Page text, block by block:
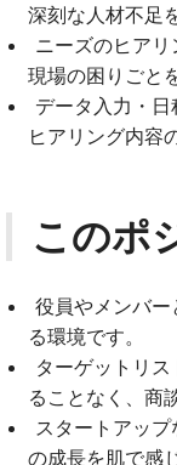
深刻な人材不足
ニーズのヒア
現場の困りごと
データ入力・
ヒアリング内容
このポ
役員やメンバ
る環境です。
ターゲットリ
ることなく、商
スタートアッ
の成長を肌で感